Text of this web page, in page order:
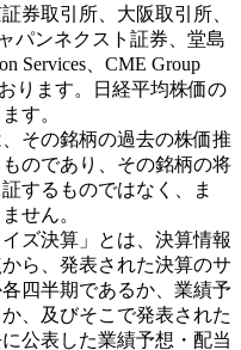
券取引所、大阪取引所、
パンネクスト証券、堂島
Services、CME Group
ります。日経平均株価の
す。
その銘柄の過去の株価推
のであり、その銘柄の将
するものではなく、ま
せん。
ズ決算」とは、決算情報
ら、発表された決算のサ
四半期であるか、業績予
、及びそこで発表された
公表した業績予想・配当